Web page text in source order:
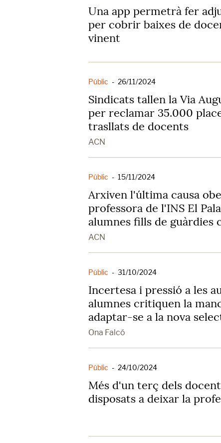
Una app permetrà fer
per cobrir baixes de
vinent
Públic - 26/11/2024
Sindicats tallen la Via
per reclamar 35.000
trasllats de docents
ACN
Públic - 15/11/2024
Arxiven l'última causa
professora de l'INS El
alumnes fills de guàrdies
ACN
Públic - 31/10/2024
Incertesa i pressió a les
alumnes critiquen la
adaptar-se a la nova
Ona Falcó
Públic - 24/10/2024
Més d'un terç dels
disposats a deixar la